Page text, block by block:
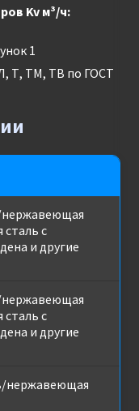
Kv м³/ч:
1
Т, ТМ, ТВ по ГОСТ
нержавеющая
с
и другие
нержавеющая
с
и другие
нержавеющая